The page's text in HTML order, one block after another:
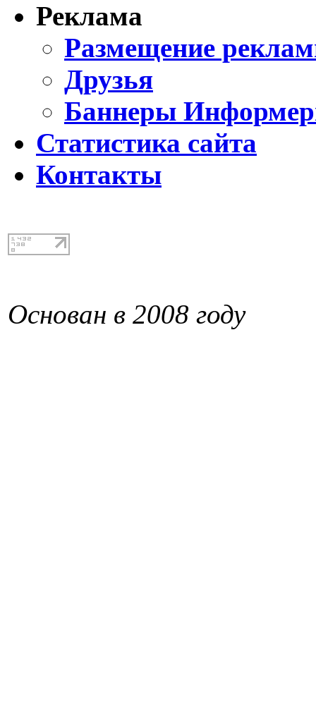
Реклама
Размещение
Друзья
Баннеры
Статистика сайта
Контакты
Основан в 2008 году